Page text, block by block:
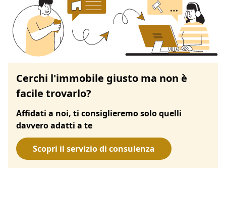
Cerchi l'immobile giusto ma non è
facile trovarlo?
Affidati a noi, ti consiglieremo solo quelli
davvero adatti a te
Scopri il servizio di consulenza